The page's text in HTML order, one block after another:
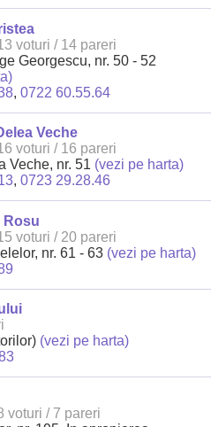
voturi / 14 pareri
Georgescu, nr. 50 - 52
,0722 60.55.64
Veche
voturi / 16 pareri
Veche, nr. 51 (vezi pe harta)
,0723 29.28.46
Rosu
voturi / 20 pareri
nr. 61 - 63 (vezi pe harta)
(vezi pe harta)
voturi / 7 pareri